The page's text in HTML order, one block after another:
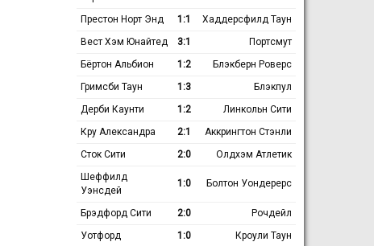
Престон Норт Энд
1:1
Хаддерсфилд Таун
Вест Хэм Юнайтед
3:1
Портсмут
Бёртон Альбион
1:2
Блэкберн Роверс
Гримсби Таун
1:3
Блэкпул
Дерби Каунти
1:2
Линкольн Сити
Кру Александра
2:1
Аккрингтон Стэнли
Сток Сити
2:0
Олдхэм Атлетик
Шеффилд
Уэнсдей
1:0 Болтон Уондерерс
Брэдфорд Сити 2:0
Рочдейл
Уотфорд
1:0
Кроули Таун